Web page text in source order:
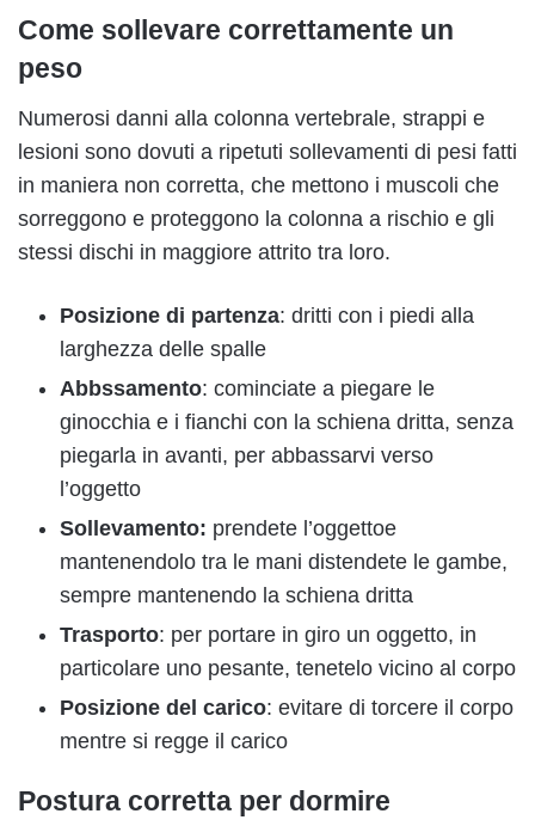
Come sollevare correttamente un
peso
Numerosi danni alla colonna vertebrale, strappi e
lesioni sono dovuti a ripetuti sollevamenti di pesi fatti
in maniera non corretta, che mettono i muscoli che
sorreggono e proteggono la colonna a rischio e gli
stessi dischi in maggiore attrito tra loro.
Posizione di partenza: dritti con i piedi alla
larghezza delle spalle
Abbssamento: cominciate a piegare le
ginocchia e i fianchi con la schiena dritta, senza
piegarla in avanti, per abbassarvi verso
l’oggetto
Sollevamento: prendete l’oggettoe
mantenendolo tra le mani distendete le gambe,
sempre mantenendo la schiena dritta
Trasporto: per portare in giro un oggetto, in
particolare uno pesante, tenetelo vicino al corpo
Posizione del carico: evitare di torcere il corpo
mentre si regge il carico
Postura corretta per dormire